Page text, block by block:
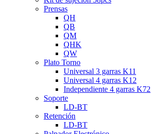
Prensas
QH
QB
QM
QHK
QW
Plato Torno
Universal 3 garras K11
Universal 4 garras K12
Independiente 4 garras K72
Soporte
LD-BT
Retención
LD-BT